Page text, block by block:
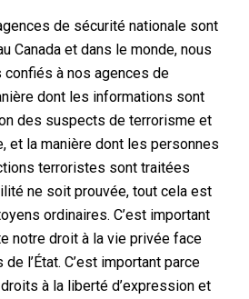
de sécurité nationale sont
Canada et dans le monde, nous
à nos agences de
dont les informations sont
des suspects de terrorisme et
et la manière dont les personnes
terroristes sont traitées
ne soit prouvée, tout cela est
ordinaires. C’est important
notre droit à la vie privée face
l’État. C’est important parce
à la liberté d’expression et